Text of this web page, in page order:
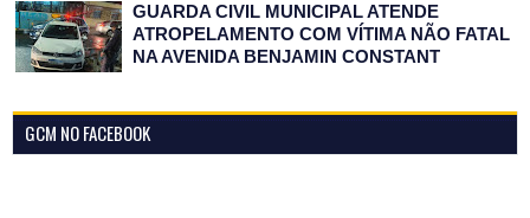
GUARDA CIVIL MUNICIPAL ATENDE
ATROPELAMENTO COM VÍTIMA NÃO FATAL
NA AVENIDA BENJAMIN CONSTANT
GCM NO FACEBOOK